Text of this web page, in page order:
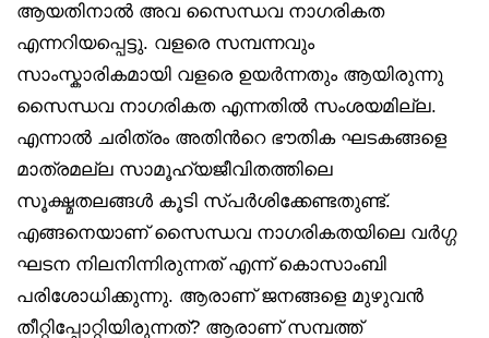
ആയതിനാൽ അവ സൈന്ധവ നാഗരികത
എന്നറിയപ്പെട്ടു. വളരെ സമ്പന്നവും
സാംസ്കാരികമായി വളരെ ഉയർന്നതും ആയിരുന്നു
സൈന്ധവ നാഗരികത എന്നതിൽ സംശയമില്ല.
എന്നാൽ ചരിത്രം അതിൻറെ ഭൗതിക ഘടകങ്ങളെ
മാത്രമല്ല സാമൂഹ്യജീവിതത്തിലെ
സൂക്ഷ്മതലങ്ങൾ കൂടി സ്പർശിക്കേണ്ടതുണ്ട്.
എങ്ങനെയാണ് സൈന്ധവ നാഗരികതയിലെ വർഗ്ഗ
ഘടന നിലനിന്നിരുന്നത് എന്ന് കൊസാംബി
പരിശോധിക്കുന്നു. ആരാണ് ജനങ്ങളെ മുഴുവൻ
തീറ്റിപ്പോറ്റിയിരുന്നത്? ആരാണ് സമ്പത്ത്